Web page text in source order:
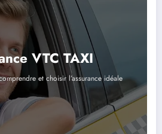
VTC TAXI
et choisir l’assurance idéale